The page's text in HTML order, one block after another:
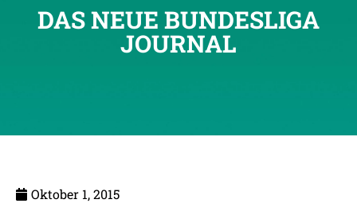
DAS NEUE BUNDESLIGA
JOURNAL
Oktober 1, 2015